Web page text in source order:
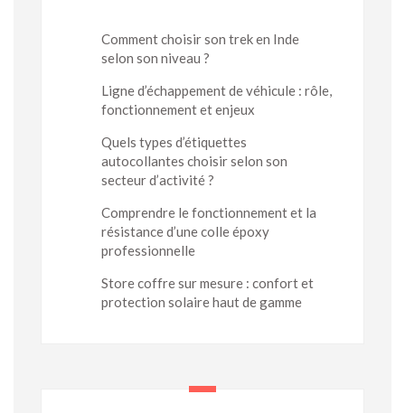
Comment choisir son trek en Inde
selon son niveau ?
Ligne d’échappement de véhicule : rôle,
fonctionnement et enjeux
Quels types d’étiquettes
autocollantes choisir selon son
secteur d’activité ?
Comprendre le fonctionnement et la
résistance d’une colle époxy
professionnelle
Store coffre sur mesure : confort et
protection solaire haut de gamme